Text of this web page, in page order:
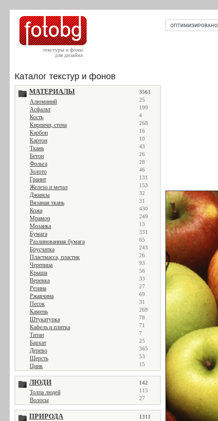
текстуры и фоны
для дизайна
Каталог текстур и фонов
МАТЕРИАЛЫ 3561
Алюминий 25
Асфальт 199
Кость 4
Кирпичи, стена 268
Карбон 16
Картон 10
Ткань 43
Бетон 26
Фольга 28
Золото 46
Гранит 131
Железо и метал 153
Джинсы 32
Вязаная ткань 31
Кожа 430
Мрамор 249
Мозаика 13
Бумага 331
Разлинованная бумага 65
Брусчатка 243
Пластмасса, пластик 26
Черепица 93
Крыша 56
Веревка 33
Резина 27
Ржавчина 69
Песок 31
Камень 269
Штукатурка 78
Кафель и плитка 71
Титан 7
Бархат 25
Дерево 365
Шерсть 53
Цинк 15
ЛЮДИ 142
Толпа людей 115
Волосы 27
ПРИРОДА 1311